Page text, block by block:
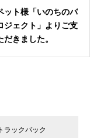
ット様「いのちのバ
ジェクト」よりご支
だきました。
ラックバック